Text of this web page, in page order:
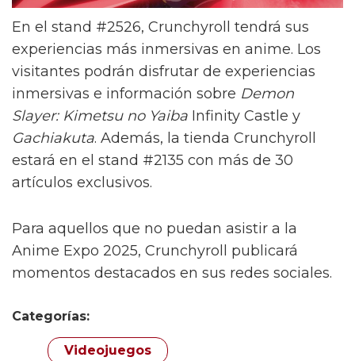
En el stand #2526, Crunchyroll tendrá sus
experiencias más inmersivas en anime. Los
visitantes podrán disfrutar de experiencias
inmersivas e información sobre Demon
Slayer: Kimetsu no Yaiba Infinity Castle y
Gachiakuta. Además, la tienda Crunchyroll
estará en el stand #2135 con más de 30
artículos exclusivos.
Para aquellos que no puedan asistir a la
Anime Expo 2025, Crunchyroll publicará
momentos destacados en sus redes sociales.
Categorías:
Videojuegos